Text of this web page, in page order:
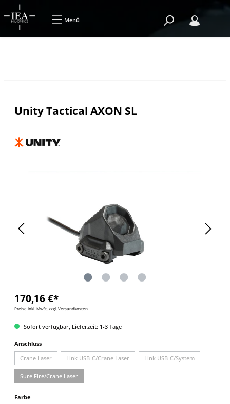
Menü
Unity Tactical AXON SL
170,16 €*
Preise inkl. MwSt. zzgl. Versandkosten
Sofort verfügbar, Lieferzeit: 1-3 Tage
Anschluss
Crane Laser
Link USB-C/Crane Laser Link USB-C/System
Sure Fire/Crane Laser
Farbe